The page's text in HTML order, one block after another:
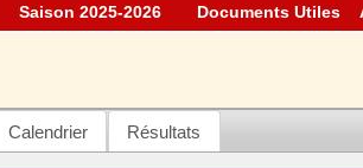
Saison 2025-2026 Documents Utiles
Calendrier Résultats